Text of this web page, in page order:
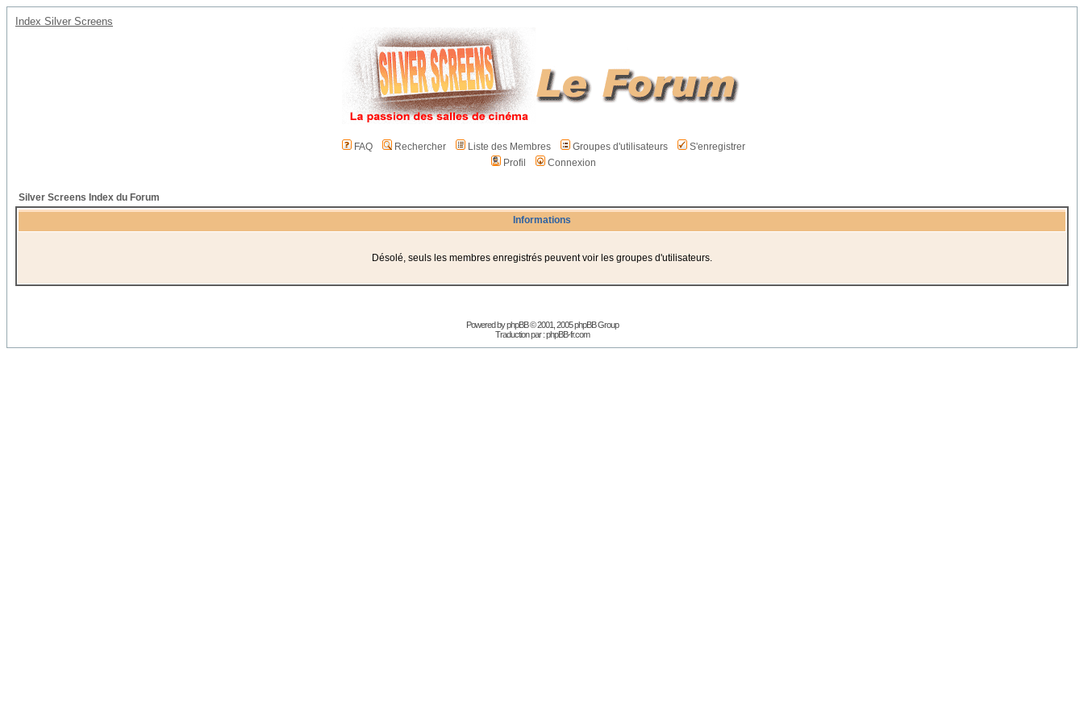
Index Silver Screens
FAQ Rechercher Liste des Membres Groupes d'utilisateurs
S'enregistrer
Profil
Connexion
Silver Screens Index du Forum
Informations
Désolé, seuls les membres enregistrés peuvent voir les groupes d'utilisateurs.
Powered byphpBB© 2001, 2005 phpBB Group
Traduction par :phpBB-fr.com